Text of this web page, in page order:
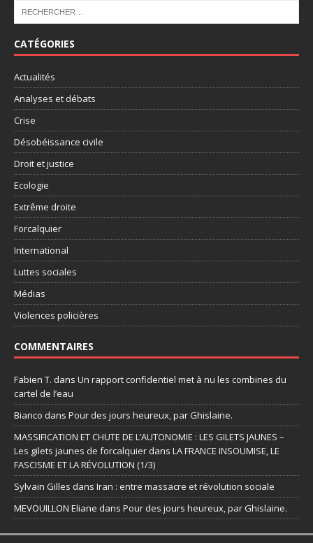
CATÉGORIES
Actualités
Analyses et débats
Crise
Désobéissance civile
Droit et justice
Ecologie
Extrême droite
Forcalquier
International
Luttes sociales
Médias
Violences policières
COMMENTAIRES
Fabien T. dans Un rapport confidentiel met à nu les combines du
cartel de l’eau
Bianco dans Pour des jours heureux, par Ghislaine.
MASSIFICATION ET CHUTE DE L’AUTONOMIE : LES GILETS JAUNES –
Les gilets jaunes de forcalquier dans LA FRANCE INSOUMISE, LE
FASCISME ET LA RÉVOLUTION (1/3)
Sylvain Gilles dans Iran : entre massacre et révolution sociale
MEVOUILLON Eliane dans Pour des jours heureux, par Ghislaine.